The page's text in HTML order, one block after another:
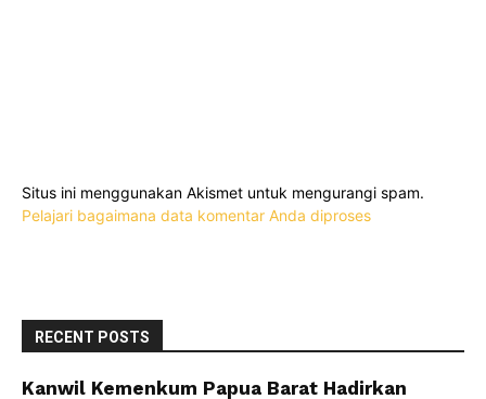
Situs ini menggunakan Akismet untuk mengurangi spam.
Pelajari bagaimana data komentar Anda diproses
RECENT POSTS
Kanwil Kemenkum Papua Barat Hadirkan